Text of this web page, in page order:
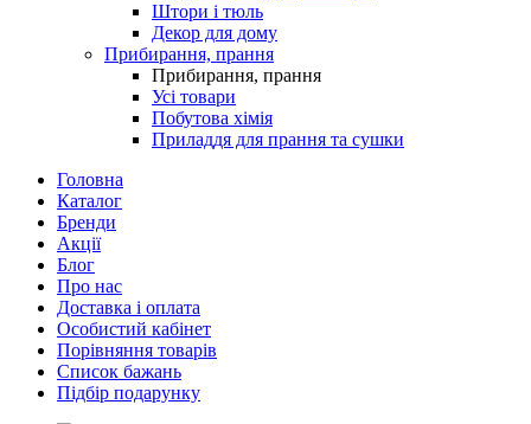
Штори і тюль
Декор для дому
Прибирання, прання
Прибирання, прання
Усі товари
Побутова хімія
Приладдя для прання та сушки
Головна
Каталог
Бренди
Акції
Блог
Про нас
Доставка і оплата
Особистий кабінет
Порівняння товарів
Список бажань
Підбір подарунку